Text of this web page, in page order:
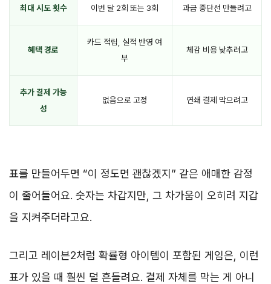
최대 시도 횟수 이번 달 2회 또는 3회 과금 중단선 만들려고
혜택 경로
카드 적립, 실적 반영 여
부
체감 비용 낮추려고
추가 결제 가능
성
없음으로 고정 연쇄 결제 막으려고
표를 만들어두면 “이 정도면 괜찮겠지” 같은 애매한 감정
이 줄어들어요. 숫자는 차갑지만, 그 차가움이 오히려 지갑
을 지켜주더라고요.
그리고 레이븐2처럼 확률형 아이템이 포함된 게임은, 이런
표가 있을 때 훨씬 덜 흔들려요. 결제 자체를 막는 게 아니